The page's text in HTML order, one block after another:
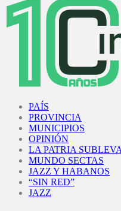
PAÍS
PROVINCIA
MUNICIPIOS
OPINIÓN
LA PATRIA
MUNDO SECTAS
JAZZ Y HABANOS
“SIN RED”
JAZZ